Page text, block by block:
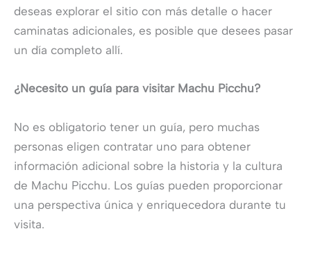
deseas explorar el sitio con más detalle o hacer
caminatas adicionales, es posible que desees pasar
un día completo allí.
¿Necesito un guía para visitar Machu Picchu?
No es obligatorio tener un guía, pero muchas
personas eligen contratar uno para obtener
información adicional sobre la historia y la cultura
de Machu Picchu. Los guías pueden proporcionar
una perspectiva única y enriquecedora durante tu
visita.